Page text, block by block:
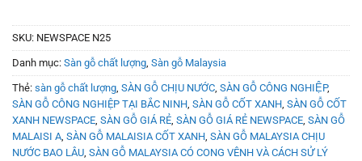
SKU: NEWSPACE N25
Danh mục: Sàn gỗ chất lượng Sàn gỗ Malaysia
Thẻ: sàn gỗ chất lượng SÀN GỖ CHỊU NƯỚC SÀN GỖ CÔNG NGHIỆP,
SÀN GỖ CÔNG NGHIỆP TẠI BẮC NINH SÀN GỖ CỐT XANH SÀN GỖ CỐT
XANH NEWSPACE SÀN GỖ GIÁ RẺ SÀN GỖ GIÁ RẺ NEWSPACE SÀN GỖ
MALAISI A SÀN GỖ MALAISIA CỐT XANH SÀN GỖ MALAYSIA CHỊU
NƯỚC BAO LÂU SÀN GỖ MALAYSIA CÓ CONG VÊNH VÀ CÁCH SỬ LÝ